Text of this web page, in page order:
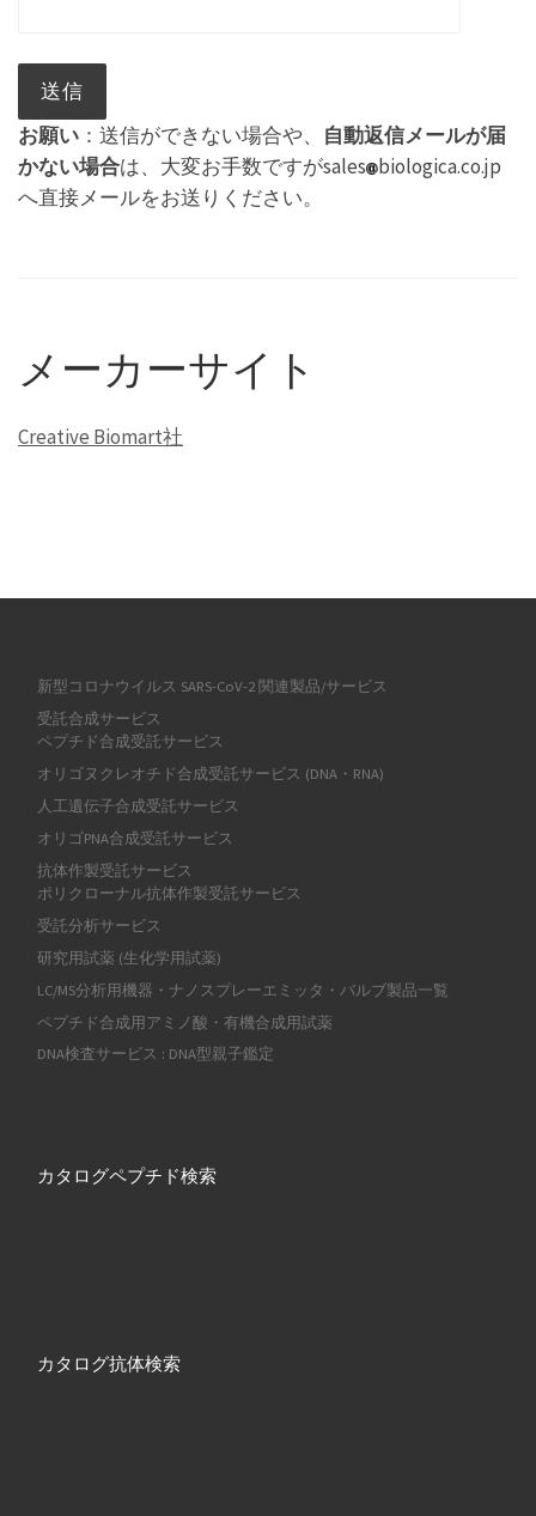
お願い ：送信ができない場合や、 自動返信メールが届
かない場合は、大変お手数ですがsales biologica.co.jp
へ直接メールをお送りください。
メーカーサイト
Creative Biomart社
新型コロナウイルス SARS-CoV-2 関連製品/サービス
受託合成サービス
ペプチド合成受託サービス
オリゴヌクレオチド合成受託サービス (DNA・RNA)
人工遺伝子合成受託サービス
オリゴPNA合成受託サービス
抗体作製受託サービス
ポリクローナル抗体作製受託サービス
受託分析サービス
研究用試薬 (生化学用試薬)
LC/MS分析用機器・ナノスプレーエミッタ・バルブ製品一覧
ペプチド合成用アミノ酸・有機合成用試薬
DNA検査サービス : DNA型親子鑑定
カタログペプチド検索
カタログ抗体検索